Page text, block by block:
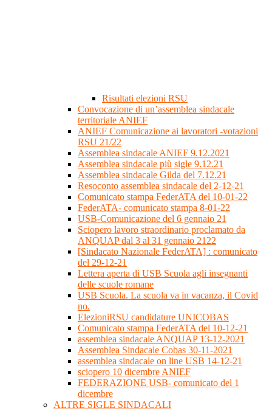
Risultati elezioni RSU
Convocazione di un’assemblea sindacale
territoriale ANIEF
ANIEF Comunicazione ai lavoratori -votazioni
RSU 21/22
Assemblea sindacale ANIEF 9.12.2021
Assemblea sindacale più sigle 9.12.21
Assemblea sindacale Gilda del 7.12.21
Resoconto assemblea sindacale del 2-12-21
Comunicato stampa FederATA del 10-01-22
FederATA- comunicato stampa 8-01-22
USB-Comunicazione del 6 gennaio 21
Sciopero lavoro straordinario proclamato da
ANQUAP dal 3 al 31 gennaio 2122
[Sindacato Nazionale FederATA] : comunicato
del 29-12-21
Lettera aperta di USB Scuola agli insegnanti
delle scuole romane
USB Scuola. La scuola va in vacanza, il Covid
no.
ElezioniRSU candidature UNICOBAS
Comunicato stampa FederATA del 10-12-21
assemblea sindacale ANQUAP 13-12-2021
Assemblea Sindacale Cobas 30-11-2021
assemblea sindacale on line USB 14-12-21
sciopero 10 dicembre ANIEF
FEDERAZIONE USB- comunicato del 1
dicembre
ALTRE SIGLE SINDACALI